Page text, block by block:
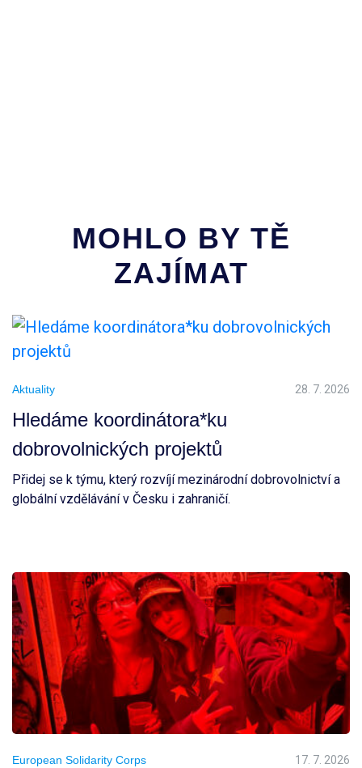
MOHLO BY TĚ
ZAJÍMAT
Aktuality 28. 7. 2026
Hledáme koordinátora*ku
dobrovolnických projektů
Přidej se k týmu, který rozvíjí mezinárodní dobrovolnictví a
globální vzdělávání v Česku i zahraničí.
European Solidarity Corps 17. 7. 2026